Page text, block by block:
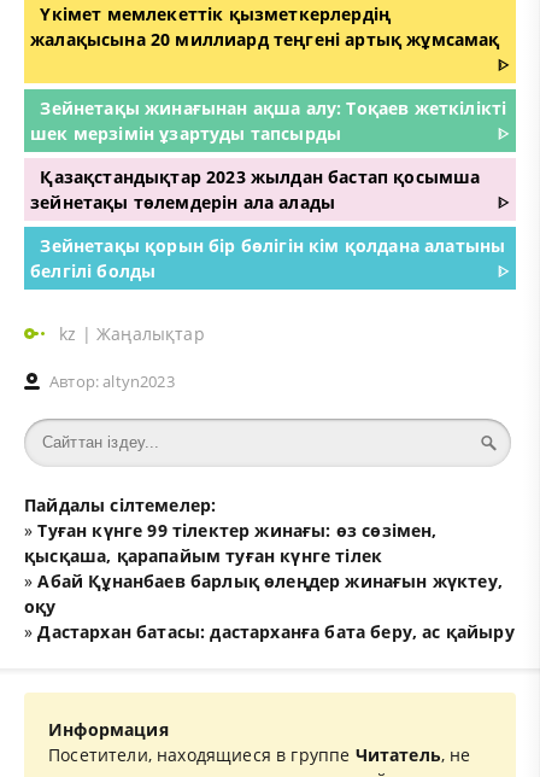
Үкімет мемлекеттік қызметкерлердің
жалақысына 20 миллиард теңгені артық жұмсамақ
ᐈ
Зейнетақы жинағынан ақша алу: Тоқаев жеткілікті
шек мерзімін ұзартуды тапсырды
ᐈ
Қазақстандықтар 2023 жылдан бастап қосымша
зейнетақы төлемдерін ала алады
ᐈ
Зейнетақы қорын бір бөлігін кім қолдана алатыны
белгілі болды
ᐈ
kz |Жаңалықтар
Автор:altyn2023
Пайдалы сілтемелер:
»Туған күнге 99 тілектер жинағы: өз сөзімен,
қысқаша, қарапайым туған күнге тілек
»Абай Құнанбаев барлық өлеңдер жинағын жүктеу,
оқу
»Дастархан батасы: дастарханға бата беру, ас қайыру
Информация
Посетители, находящиеся в группе Читатель, не